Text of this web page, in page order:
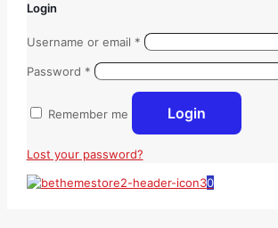
Login
Username or email *
Password *
Remember me Login
Lost your password?
0